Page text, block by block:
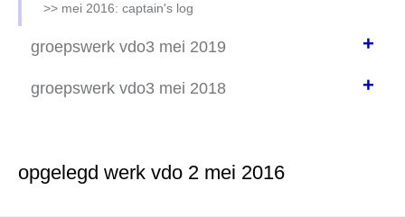
>> mei 2016: captain's log
+
groepswerk vdo3 mei 2019
volgnummers +
groepswerk vdo3 mei 2018
groepswerk vdo 2018 -0.0- groepen en ip's
opgelegd werk vdo 2 mei 2016